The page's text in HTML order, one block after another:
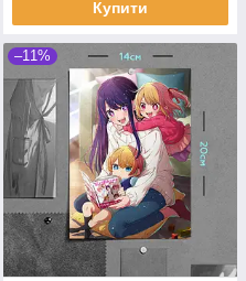
Купити
–11%